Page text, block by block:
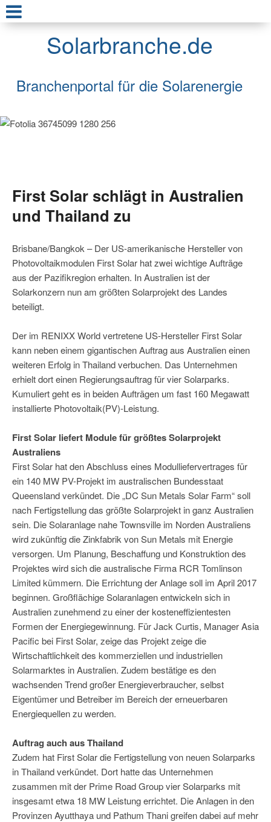
Solarbranche.de
Branchenportal für die Solarenergie
First Solar schlägt in Australien
und Thailand zu
Brisbane/Bangkok – Der US-amerikanische Hersteller von
Photovoltaikmodulen First Solar hat zwei wichtige Aufträge
aus der Pazifikregion erhalten. In Australien ist der
Solarkonzern nun am größten Solarprojekt des Landes
beteiligt.
Der im RENIXX World vertretene US-Hersteller First Solar
kann neben einem gigantischen Auftrag aus Australien einen
weiteren Erfolg in Thailand verbuchen. Das Unternehmen
erhielt dort einen Regierungsauftrag für vier Solarparks.
Kumuliert geht es in beiden Aufträgen um fast 160 Megawatt
installierte Photovoltaik(PV)-Leistung.
First Solar liefert Module für größtes Solarprojekt
Australiens
First Solar hat den Abschluss eines Modulliefervertrages für
ein 140 MW PV-Projekt im australischen Bundesstaat
Queensland verkündet. Die „DC Sun Metals Solar Farm“ soll
nach Fertigstellung das größte Solarprojekt in ganz Australien
sein. Die Solaranlage nahe Townsville im Norden Australiens
wird zukünftig die Zinkfabrik von Sun Metals mit Energie
versorgen. Um Planung, Beschaffung und Konstruktion des
Projektes wird sich die australische Firma RCR Tomlinson
Limited kümmern. Die Errichtung der Anlage soll im April 2017
beginnen. Großflächige Solaranlagen entwickeln sich in
Australien zunehmend zu einer der kosteneffizientesten
Formen der Energiegewinnung. Für Jack Curtis, Manager Asia
Pacific bei First Solar, zeige das Projekt zeige die
Wirtschaftlichkeit des kommerziellen und industriellen
Solarmarktes in Australien. Zudem bestätige es den
wachsenden Trend großer Energieverbraucher, selbst
Eigentümer und Betreiber im Bereich der erneuerbaren
Energiequellen zu werden.
Auftrag auch aus Thailand
Zudem hat First Solar die Fertigstellung von neuen Solarparks
in Thailand verkündet. Dort hatte das Unternehmen
zusammen mit der Prime Road Group vier Solarparks mit
insgesamt etwa 18 MW Leistung errichtet. Die Anlagen in den
Provinzen Ayutthaya und Pathum Thani greifen dabei auf mehr